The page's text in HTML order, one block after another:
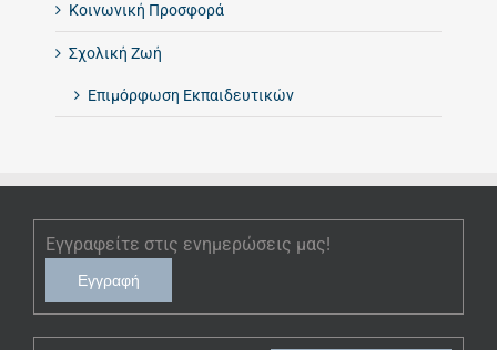
Κοινωνική Προσφορά
Σχολική Ζωή
Επιμόρφωση Εκπαιδευτικών
Εγγραφείτε στις ενημερώσεις μας!
Εγγραφή